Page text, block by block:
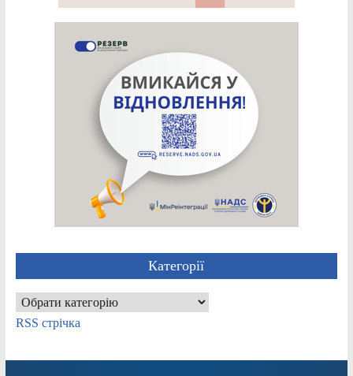
Категорії
Категорії
RSS стрічка